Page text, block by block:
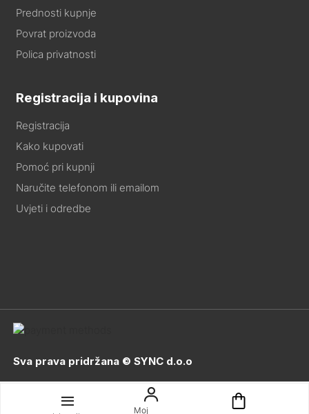
Moj
Prednosti kupnje
Povrat proizvoda
Polica privatnosti
Registracija i kupovina
Registracija
Kako kupovati
Pomoć pri kupnji
Naručite telefonom ili emailom
Uvjeti i odredbe
Sva prava pridržana © SYNC d.o.o